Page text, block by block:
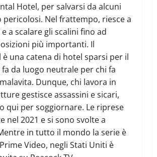
Hotel, per salvarsi da alcuni
Nel frattempo, riesce a
a scalare gli scalini fino ad
più importanti. Il
è una catena di hotel sparsi per il
da luogo neutrale per chi fa
Dunque, chi lavora in
gestisce assassini e sicari,
qui per soggiornare. Le riprese
nel 2021 e si sono svolte a
in tutto il mondo la serie è
Video, negli Stati Uniti è